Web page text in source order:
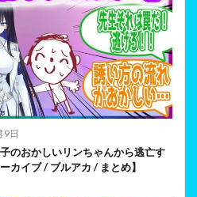
9日
のおかしいリンちゃんから逃亡す
カイブ / ブルアカ / まとめ】